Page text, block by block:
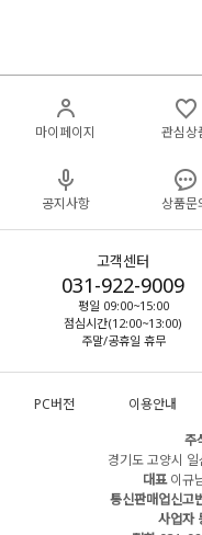
마이페이지 관심상
공지사항 상품문
고객센터
031-922-9009
평일 09:00~15:00
점심시간(12:00~13:00)
주말/공휴일 휴무
PC버전 이용안내
주
경기도 고양시
대표이규
통신판매업신고
사업자